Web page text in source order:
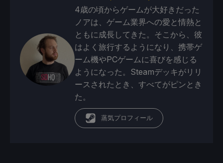
4歳の頃からゲームが大好きだった
ノアは、ゲーム業界への愛と情熱と
ともに成長してきた。そこから、彼
はよく旅行するようになり、携帯ゲ
ーム機やPCゲームに喜びを感じる
ようになった。Steamデッキがリリ
ースされたとき、すべてがピンとき
た。
蒸気プロフィール